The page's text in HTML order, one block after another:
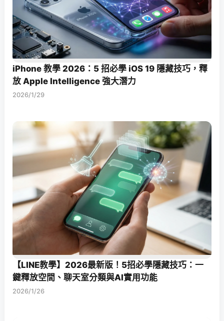
iPhone 教學 2026：5 招必學 iOS 19 隱藏技巧，釋
放 Apple Intelligence 強大潛力
2026/1/29
【LINE教學】2026最新版！5招必學隱藏技巧：一
鍵釋放空間、聊天室分類與AI實用功能
2026/1/26